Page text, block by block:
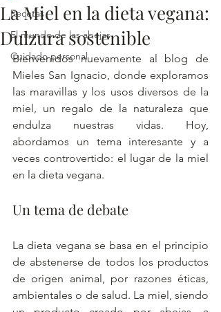
Recetas
El mundo de las abejas
Cuidado personal
La Miel en la dieta vegana:
Dulzura sostenible
Bienvenidos nuevamente al blog de
Mieles San Ignacio, donde exploramos
las maravillas y los usos diversos de la
miel, un regalo de la naturaleza que
endulza nuestras vidas. Hoy,
abordamos un tema interesante y a
veces controvertido: el lugar de la miel
en la dieta vegana.
Un tema de debate
La dieta vegana se basa en el principio
de abstenerse de todos los productos
de origen animal, por razones éticas,
ambientales o de salud. La miel, siendo